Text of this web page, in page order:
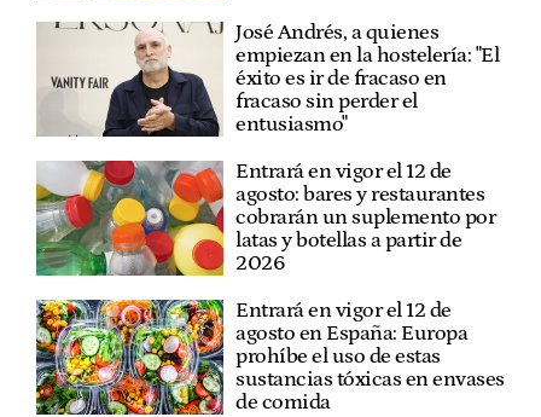
José Andrés, a quienes
empiezan en la hostelería: "El
éxito es ir de fracaso en
fracaso sin perder el
entusiasmo"
Entrará en vigor el 12 de
agosto: bares y restaurantes
cobrarán un suplemento por
latas y botellas a partir de
2026
Entrará en vigor el 12 de
agosto en España: Europa
prohíbe el uso de estas
sustancias tóxicas en envases
de comida